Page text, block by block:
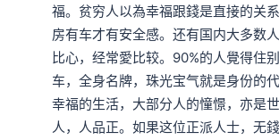
福。贫穷人以為幸福跟錢是直接的关
房有车才有安全感。还有国内大多数
比心，经常愛比较。90%的人覺得住
车，全身名牌，珠光宝气就是身份的
幸福的生活，大部分人的憧憬，亦是
人，人品正。如果这位正派人士，无